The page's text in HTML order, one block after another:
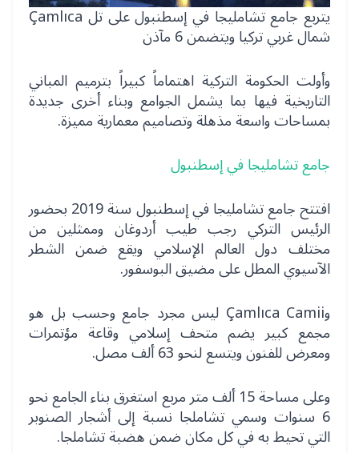
يتربع جامع تشامليجا في إسطنبول على تل Çamlıca
شمال غربي تركيا ويتضمن 6 مآذن
وأولت الحكومة التركية اهتماماً كبيراً بترميم المباني
التاريخية فيها بما يشمل الجوامع وبناء أخرى جديدة
بمساحات واسعة مذهلة وتصاميم معمارية مميزة.
جامع تشامليجا في إسطنبول
افتتح جامع تشامليجا في إسطنبول سنة 2019 بحضور
الرئيس التركي رجب طيب أردوغان وممثلين من
مختلف دول العالم الإسلامي ويقع ضمن الشطر
الآسيوي المطل على مضيق البوسفور.
وÇamlıca Camii ليس مجرد جامع وحسب بل هو
مجمع كبير يضم متحف إسلامي وقاعة مؤتمرات
ومعرض للفنون ويتسع لنحو 63 ألف مصل.
وعلى مساحة 15 ألف متر مربع استغرق بناء الجامع نحو
6 سنوات وسمي تشاملجا نسبة إلى أشجار الصنوبر
التي تحيط به في كل مكان ضمن هضبة تشاملجا.